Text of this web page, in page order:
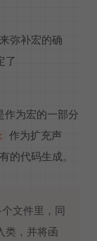
弥补宏的确
了
作为宏的一部分
作为扩充声
的代码生成。
文件里，同
类，并将函